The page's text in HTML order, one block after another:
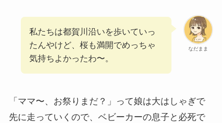
なだまま
私たちは都賀川沿いを歩いていっ
たんやけど、桜も満開でめっちゃ
気持ちよかったわ〜。
「ママ〜、お祭りまだ？」って娘は大はしゃぎで
先に走っていくので、ベビーカーの息子と必死で